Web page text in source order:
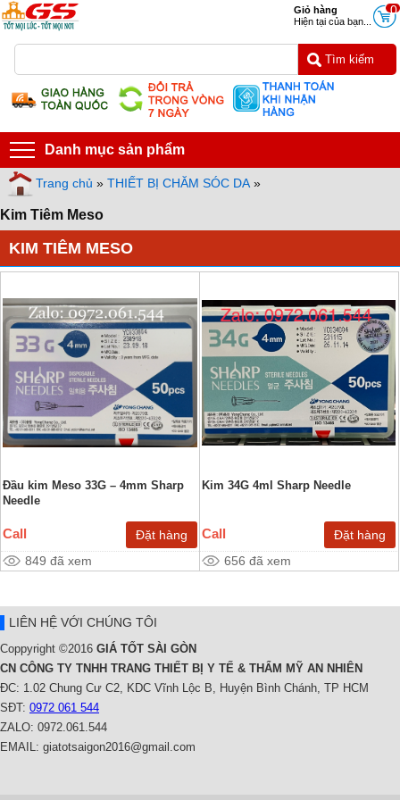
0
Giỏ hàng
Hiện tại của bạn...
Danh mục sản phẩm
Trang chủ » THIẾT BỊ CHĂM SÓC DA »
Kim Tiêm Meso
KIM TIÊM MESO
Đầu kim Meso 33G – 4mm Sharp
Needle
Call
849 đã xem
Kim 34G 4ml Sharp Needle
Call
656 đã xem
LIÊN HỆ VỚI CHÚNG TÔI
Coppyright ©2016 GIÁ TỐT SÀI GÒN
CN CÔNG TY TNHH TRANG THIẾT BỊ Y TẾ & THẨM MỸ AN NHIÊN
ĐC: 1.02 Chung Cư C2, KDC Vĩnh Lộc B, Huyện Bình Chánh, TP HCM
SĐT: 0972 061 544
ZALO: 0972.061.544
EMAIL: giatotsaigon2016@gmail.com